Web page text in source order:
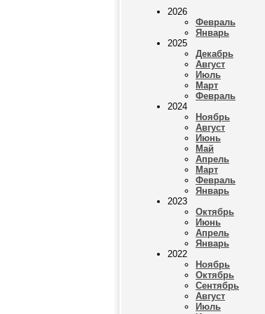
2026
Февраль
Январь
2025
Декабрь
Август
Июль
Март
Февраль
2024
Ноябрь
Август
Июнь
Май
Апрель
Март
Февраль
Январь
2023
Октябрь
Июнь
Апрель
Январь
2022
Ноябрь
Октябрь
Сентябрь
Август
Июль